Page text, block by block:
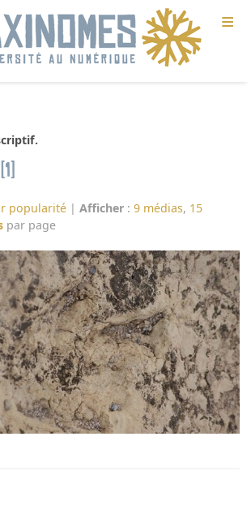
≡
popularité |Afficher :9 médias, 15
par page